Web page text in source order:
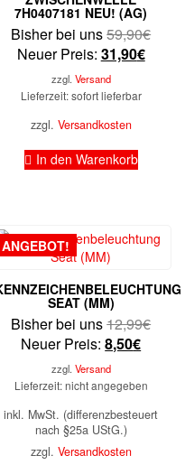
7H0407181 NEU! (AG)
Bisher bei uns59,90€
Neuer Preis: 31,90€
zzgl. Versand
Lieferzeit: sofort lieferbar
zzgl. Versandkosten
In den Warenkorb
ANGEBOT!
SEAT (MM)
Bisher bei uns12,99€
Neuer Preis: 8,50€
ist:
zzgl. Versand
Lieferzeit: nicht angegeben
inkl. MwSt. (differenzbesteuert
nach §25a UStG.)
zzgl. Versandkosten